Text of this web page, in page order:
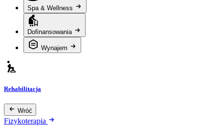
Spa & Wellness
Dofinansowania
Wynajem
Rehabilitacja
Wróć
Fizykoterapia